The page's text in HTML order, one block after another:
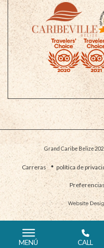
MENÚ CALL
1-
800-
Grand Caribe Belize
Carreras
(opens in new window)
política de
Diseño
Web
Elaborado